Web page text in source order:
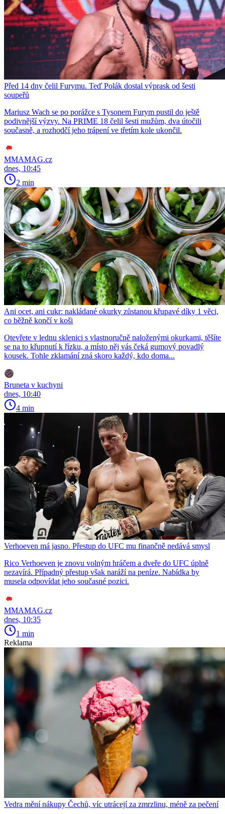
Před 14 dny čelil Furymu. Teď Polák dostal výprask od šesti
soupeřů
Mariusz Wach se po porážce s Tysonem Furym pustil do ještě
podivnější výzvy. Na PRIME 18 čelil šesti mužům, dva útočili
současně, a rozhodčí jeho trápení ve třetím kole ukončil.
MMAMAG.cz
dnes, 10:45
2 min
Ani ocet, ani cukr: nakládané okurky zůstanou křupavé díky 1 věci,
co běžně končí v koši
Otevřete v lednu sklenici s vlastnoručně naloženými okurkami, těšíte
se na to křupnutí k řízku, a místo něj vás čeká gumový povadlý
kousek. Tohle zklamání zná skoro každý, kdo doma...
Bruneta v kuchyni
dnes, 10:40
4 min
Verhoeven má jasno. Přestup do UFC mu finančně nedává smysl
Rico Verhoeven je znovu volným hráčem a dveře do UFC úplně
nezavírá. Případný přestup však naráží na peníze. Nabídka by
musela odpovídat jeho současné pozici.
MMAMAG.cz
dnes, 10:35
1 min
Reklama
Vedra mění nákupy Čechů, víc utrácejí za zmrzlinu, méně za pečení